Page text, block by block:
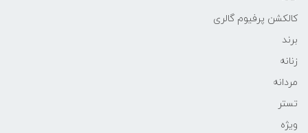
کالکشن پرفیوم گالری
برند
زنانه
مردانه
تستر
ویژه